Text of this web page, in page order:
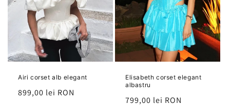
Airi corset alb elegant
Preț
899,00 lei RON
Elisabeth corset elegant
albastru
Preț
799,00 lei RON